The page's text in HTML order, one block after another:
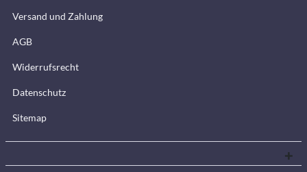
Versand und Zahlung
AGB
Widerrufsrecht
Datenschutz
Sitemap